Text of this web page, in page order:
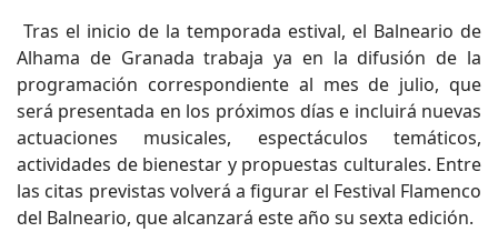
Tras el inicio de la temporada estival, el Balneario de
Alhama de Granada trabaja ya en la difusión de la
programación correspondiente al mes de julio, que
será presentada en los próximos días e incluirá nuevas
actuaciones musicales, espectáculos temáticos,
actividades de bienestar y propuestas culturales. Entre
las citas previstas volverá a figurar el Festival Flamenco
del Balneario, que alcanzará este año su sexta edición.